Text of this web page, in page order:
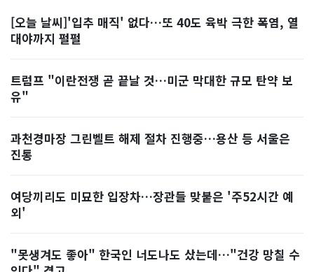
[오늘 날씨]'입추 매직' 없다…또 40도 육박 극한 폭염, 열
대야까지 펄펄
트럼프 "이란전쟁 곧 끝날 것…미군 막대한 규모 탄약 보
유"
과천경마장 그린벨트 해제 절차 진행중…용산 등 서울은
진통
여당끼리도 미묘한 입장차…장관들 맞붙은 '주52시간 예
외'
"못생겨도 좋아" 한국인 너도나도 샀는데…"건강 망칠 수